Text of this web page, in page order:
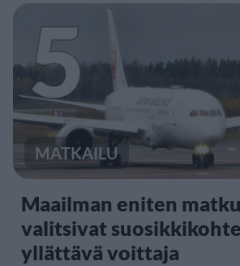
5
MATKAILU
Maailman eniten
valitsivat
yllättävä voittaja